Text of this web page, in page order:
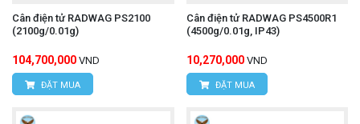
Cân điện tử RADWAG PS2100
(2100g/0.01g)
104,700,000 VND
ĐẶT MUA
Cân điện tử RADWAG PS4500R1
(4500g/0.01g, IP43)
10,270,000 VND
ĐẶT MUA